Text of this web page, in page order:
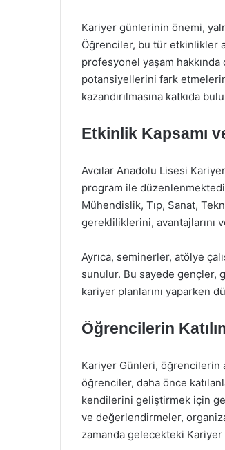
Kariyer günlerinin önemi,
Öğrenciler, bu tür etkinlikler
profesyonel yaşam
potansiyellerini fark
kazandırılmasına katkıda
Etkinlik Kapsamı
Avcılar Anadolu Lisesi
program ile
Mühendislik, Tıp, Sanat,
gerekliliklerini, avantajlarını
Ayrıca, seminerler, atölye
sunulur. Bu sayede gençler,
kariyer planlarını yaparken
Öğrencilerin
Kariyer Günleri, öğrencilerin
öğrenciler, daha önce
kendilerini geliştirmek için
ve değerlendirmeler,
zamanda gelecekteki Kariyer